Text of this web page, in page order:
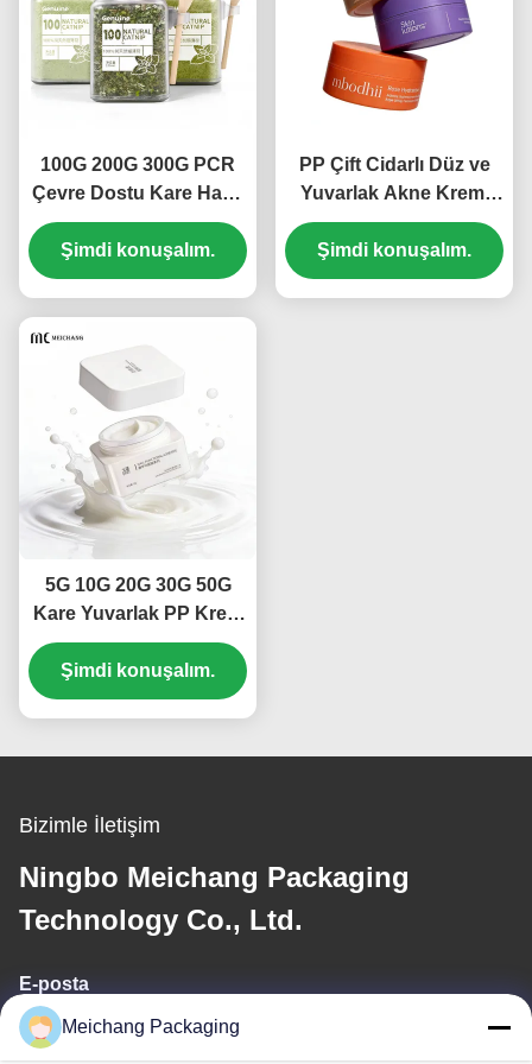
100G 200G 300G PCR
Çevre Dostu Kare Hava
Geçirmez Kedi Otu
Saklama Kavanozu
Taze Kilitli Kayıp
Maması Ölçüm Kaşığı ile
(MC-P-550-1)
Şimdi konuşalım.
PP Çift Cidarlı Düz ve
Yuvarlak Akne Kremi
Kavanozu – Hava
Geçirmez Tazelik,
Özelleştirilebilir ve
Şimdi konuşalım.
5G 10G 20G 30G 50G
Kare Yuvarlak PP Krem
Kavanozu Gıda Sınıfı
Kozmetik Ambalajı (MC-
P-547)
Şimdi konuşalım.
Bizimle İletişim
Ningbo Meichang Packaging
Technology Co., Ltd.
E-posta
meichang1@mcpackaging.cn
Meichang Packaging